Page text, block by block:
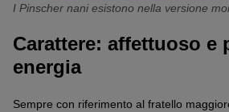
I Pinscher nani esistono nella versione
Carattere: affettuoso e
energia
Sempre con riferimento al fratello